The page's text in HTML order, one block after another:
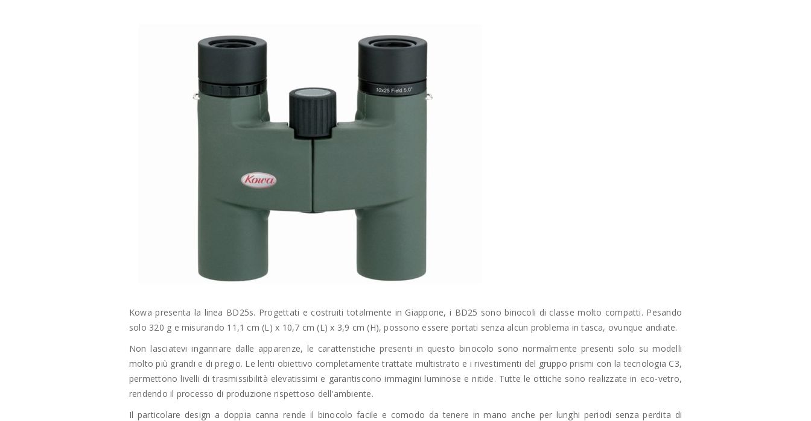
Kowa presenta la linea BD25s. Progettati e costruiti totalmente in Giappone, i BD25 sono binocoli di classe molto compatti. Pesando
solo 320 g e misurando 11,1 cm (L) x 10,7 cm (L) x 3,9 cm (H), possono essere portati senza alcun problema in tasca, ovunque andiate.
Non lasciatevi ingannare dalle apparenze, le caratteristiche presenti in questo binocolo sono normalmente presenti solo su modelli
molto più grandi e di pregio. Le lenti obiettivo completamente trattate multistrato e i rivestimenti del gruppo prismi con la tecnologia C3,
permettono livelli di trasmissibilità elevatissimi e garantiscono immagini luminose e nitide. Tutte le ottiche sono realizzate in eco-vetro,
rendendo il processo di produzione rispettoso dell'ambiente.
Il particolare design a doppia canna rende il binocolo facile e comodo da tenere in mano anche per lunghi periodi senza perdita di